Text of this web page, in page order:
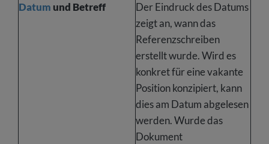
Datum und Betreff
Der Eindruck des Datums
zeigt an, wann das
Referenzschreiben
erstellt wurde. Wird es
konkret für eine vakante
Position konzipiert, kann
dies am Datum abgelesen
werden. Wurde das
Dokument